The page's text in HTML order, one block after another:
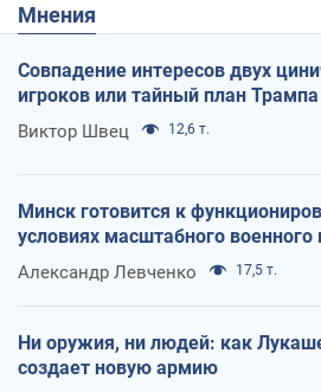
Мнения
Совпадение интересов двух
игроков или тайный план
Виктор Швец 12,6 т.
Минск готовится к
условиях масштабного военного
Александр Левченко 17,5 т.
Ни оружия, ни людей: как
создает новую армию